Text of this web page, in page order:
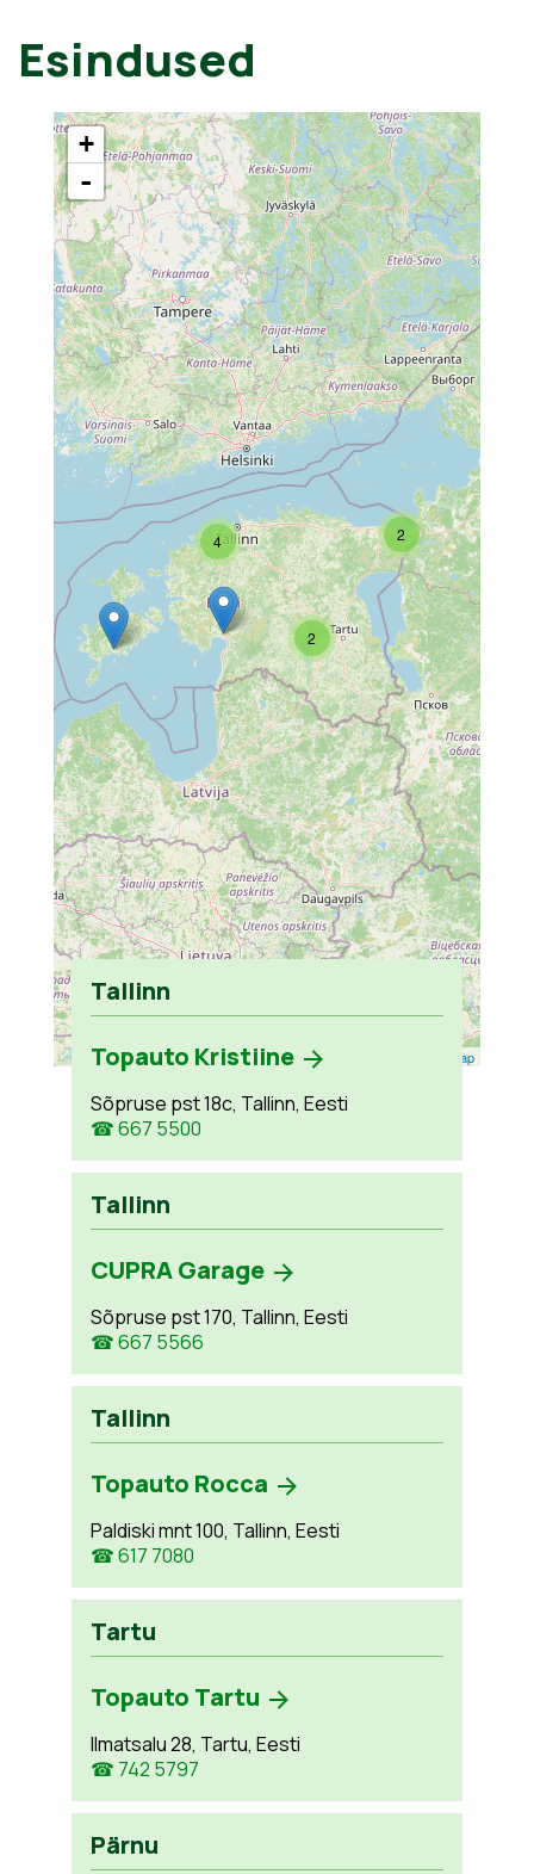
Esindused
2
2
4
+
-
Leaflet OpenStreetMap
Tallinn
Topauto Kristiine
Sõpruse pst 18c, Tallinn, Eesti
☎ 667 5500
Tallinn
CUPRA Garage
Sõpruse pst 170, Tallinn, Eesti
☎ 667 5566
Tallinn
Topauto Rocca
Paldiski mnt 100, Tallinn, Eesti
☎ 617 7080
Tartu
Topauto Tartu
Ilmatsalu 28, Tartu, Eesti
☎ 742 5797
Pärnu